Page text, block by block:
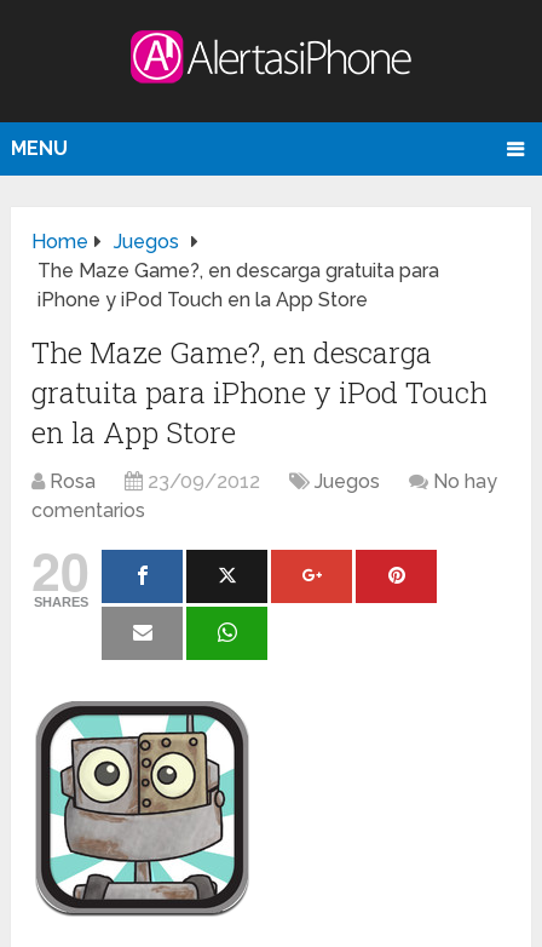
MENU
Home
Juegos
The Maze Game?, en descarga gratuita para
iPhone y iPod Touch en la App Store
The Maze Game?, en descarga
gratuita para iPhone y iPod Touch
en la App Store
Rosa 23/09/2012 Juegos
No hay
comentarios
20
SHARES